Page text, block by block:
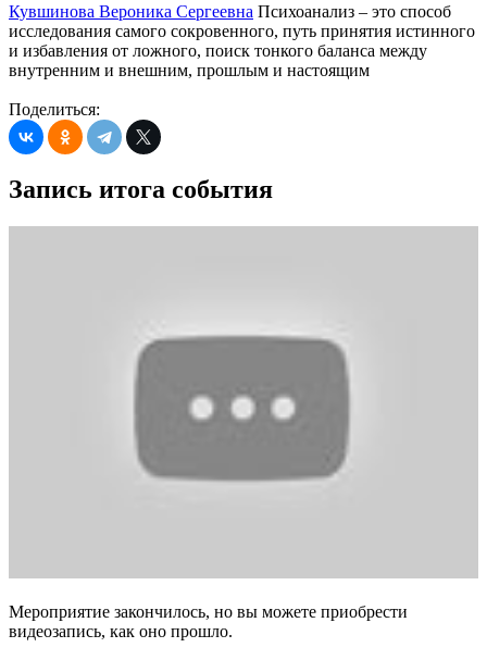
Кувшинова Вероника Сергеевна Психоанализ – это способ
исследования самого сокровенного, путь принятия истинного
и избавления от ложного, поиск тонкого баланса между
внутренним и внешним, прошлым и настоящим
Поделиться:
Запись итога события
Мероприятие закончилось, но вы можете приобрести
видеозапись, как оно прошло.